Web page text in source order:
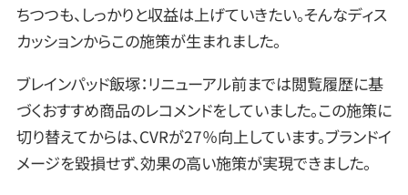
ちつつも、しっかりと収益は上げていきたい。そんなディス
カッションからこの施策が生まれました。
ブレインパッド飯塚：リニューアル前までは閲覧履歴に基
づくおすすめ商品のレコメンドをしていました。この施策に
切り替えてからは、CVRが27％向上しています。ブランドイ
メージを毀損せず、効果の高い施策が実現できました。